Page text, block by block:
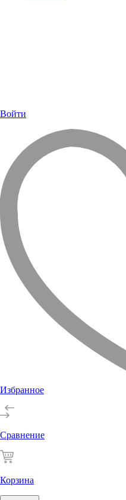
Войти
Избранное
Сравнение
Корзина